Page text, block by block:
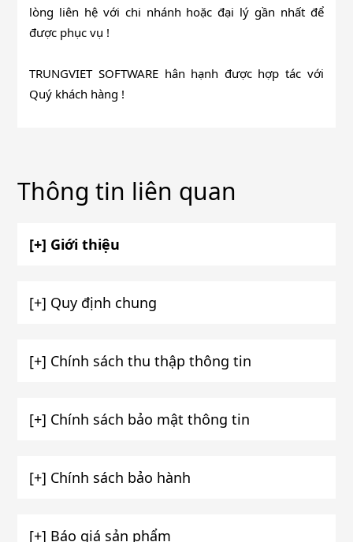
lòng liên hệ với chi nhánh hoặc đại lý gần nhất để
được phục vụ !
TRUNGVIET SOFTWARE hân hạnh được hợp tác với
Quý khách hàng !
Thông tin liên quan
[+] Giới thiệu
[+] Quy định chung
[+] Chính sách thu thập thông tin
[+] Chính sách bảo mật thông tin
[+] Chính sách bảo hành
[+] Báo giá sản phẩm